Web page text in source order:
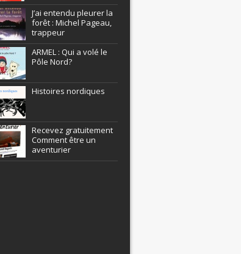
J’ai entendu pleurer la
forêt : Michel Pageau,
trappeur
ARMEL : Qui a volé le
Pôle Nord?
Histoires nordiques
Recevez gratuitement
Comment être un
aventurier